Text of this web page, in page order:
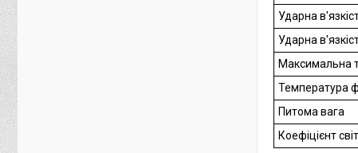
Ударна
Ударна
Максимальна
Температура
Питома вага
Коефіцієнт